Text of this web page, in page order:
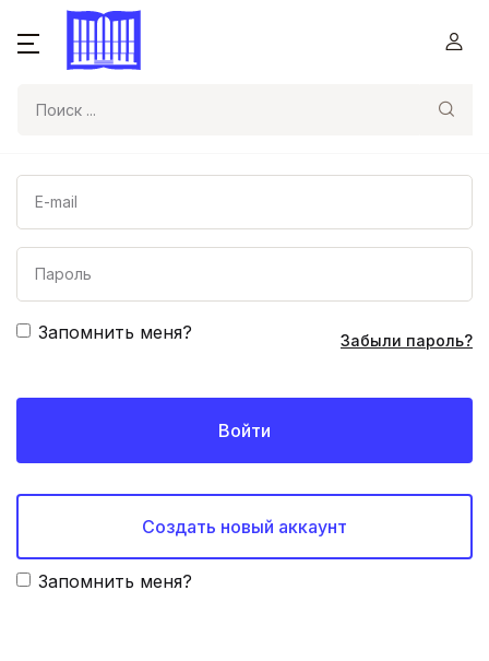
Запомнить меня? Забыли пароль?
Войти
Создать новый аккаунт
Запомнить меня?